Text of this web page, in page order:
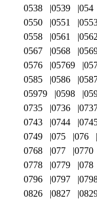
0538
0539 054
0550
0551
0558
0561 0562
0567
0568
0576
05769
0585
0586
05979
0598
0735
0736
0743
0744
0749
075 076
0768
077 0770
0778
0779 078
0796
0797
0826
0827